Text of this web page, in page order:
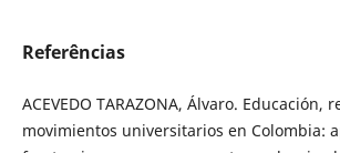
Referências
ACEVEDO TARAZONA, Álvaro. Educación,
movimientos universitarios en Colombia: